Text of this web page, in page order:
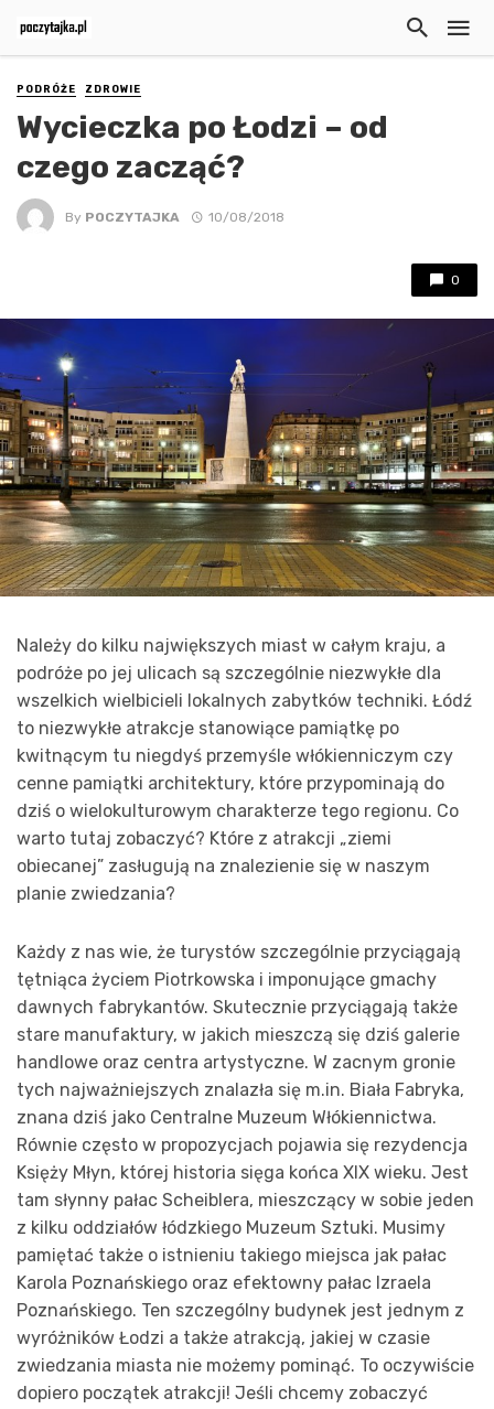
PODRÓŻE ZDROWIE
Wycieczka po Łodzi – od
czego zacząć?
By POCZYTAJKA 10/08/2018
0
Należy do kilku największych miast w całym kraju, a
podróże po jej ulicach są szczególnie niezwykłe dla
wszelkich wielbicieli lokalnych zabytków techniki. Łódź
to niezwykłe atrakcje stanowiące pamiątkę po
kwitnącym tu niegdyś przemyśle włókienniczym czy
cenne pamiątki architektury, które przypominają do
dziś o wielokulturowym charakterze tego regionu. Co
warto tutaj zobaczyć? Które z atrakcji „ziemi
obiecanej” zasługują na znalezienie się w naszym
planie zwiedzania?
Każdy z nas wie, że turystów szczególnie przyciągają
tętniąca życiem Piotrkowska i imponujące gmachy
dawnych fabrykantów. Skutecznie przyciągają także
stare manufaktury, w jakich mieszczą się dziś galerie
handlowe oraz centra artystyczne. W zacnym gronie
tych najważniejszych znalazła się m.in. Biała Fabryka,
znana dziś jako Centralne Muzeum Włókiennictwa.
Równie często w propozycjach pojawia się rezydencja
Księży Młyn, której historia sięga końca XIX wieku. Jest
tam słynny pałac Scheiblera, mieszczący w sobie jeden
z kilku oddziałów łódzkiego Muzeum Sztuki. Musimy
pamiętać także o istnieniu takiego miejsca jak pałac
Karola Poznańskiego oraz efektowny pałac Izraela
Poznańskiego. Ten szczególny budynek jest jednym z
wyróżników Łodzi a także atrakcją, jakiej w czasie
zwiedzania miasta nie możemy pominąć. To oczywiście
dopiero początek atrakcji! Jeśli chcemy zobaczyć